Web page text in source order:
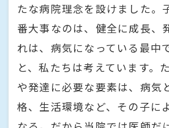
たな病院理念を設けました。
番大事なのは、健全に成長、
れは、病気になっている最中
と、私たちは考えています。
や発達に必要な要素は、病気
格、生活環境など、その子に